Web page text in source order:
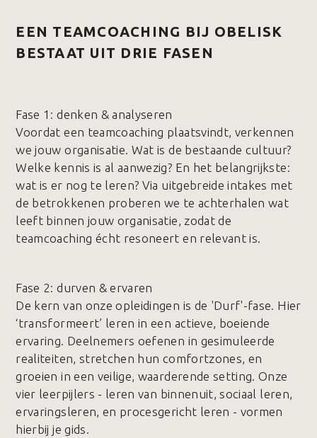
EEN TEAMCOACHING BIJ OBELISK
BESTAAT UIT DRIE FASEN
Fase 1️: denken & analyseren
Voordat een teamcoaching plaatsvindt, verkennen
we jouw organisatie. Wat is de bestaande cultuur?
Welke kennis is al aanwezig? En het belangrijkste:
wat is er nog te leren? Via uitgebreide intakes met
de betrokkenen proberen we te achterhalen wat
leeft binnen jouw organisatie, zodat de
teamcoaching écht resoneert en relevant is.
Fase 2️: durven & ervaren
De kern van onze opleidingen is de 'Durf'-fase. Hier
‘transformeert’ leren in een actieve, boeiende
ervaring. Deelnemers oefenen in gesimuleerde
realiteiten, stretchen hun comfortzones, en
groeien in een veilige, waarderende setting. Onze
vier leerpijlers - leren van binnenuit, sociaal leren,
ervaringsleren, en procesgericht leren - vormen
hierbij je gids.